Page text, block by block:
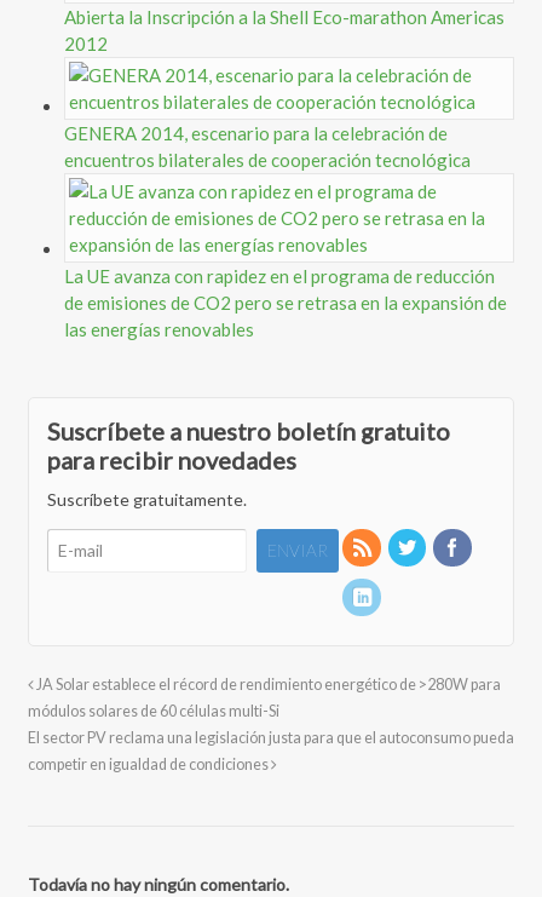
Abierta la Inscripción a la Shell Eco-marathon Americas
2012
GENERA 2014, escenario para la celebración de
encuentros bilaterales de cooperación tecnológica
La UE avanza con rapidez en el programa de reducción
de emisiones de CO2 pero se retrasa en la expansión de
las energías renovables
Suscríbete a nuestro boletín gratuito
para recibir novedades
Suscríbete gratuitamente.
JA Solar establece el récord de rendimiento energético de >280W para
módulos solares de 60 células multi-Si
El sector PV reclama una legislación justa para que el autoconsumo pueda
competir en igualdad de condiciones
Todavía no hay ningún comentario.